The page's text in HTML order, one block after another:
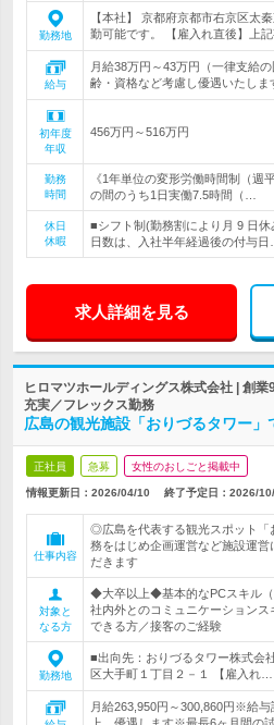
勤務地
【本社】 京都府京都市右京区太
勤可能です。 【雇入れ直後】上
給与
月給38万円～43万円（一律支給
齢・資格など考慮し優遇いたし
初年度
年収
456万円～516万円
勤務
時間
《1年単位の変形労働時間制（週
の間のうち1日実働7.5時間（…
休日
休暇
■シフト制(勤務割により月 9 日
日数は、入社半年経過後の付与日…
求人詳細を見る
ヒロマツホールディングス株式会社 | 創
充実／フレックス勤務
広島の観光施設「おりづるタワー」
正社員 急募 女性のおしごと掲載中
情報更新日：2026/04/10 終了予定日： 2026/
仕事内容
◎広島を代表する観光スポット「
務をはじめ企画運営など施設運
だきます
対象と
なる方
◆大卒以上◆基本的なPCスキル（
社内外とのコミュニケーション
できる方／接客のご経験
勤務地
■出向先：おりづるタワー株式会
区大手町１丁目２－１ 【雇入れ…
月給263,950円～300,860円※給